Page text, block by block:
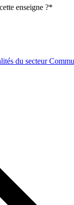
du secteur
enseigne ?*